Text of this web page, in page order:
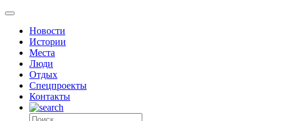
Новости
Истории
Места
Люди
Отдых
Спецпроекты
Контакты